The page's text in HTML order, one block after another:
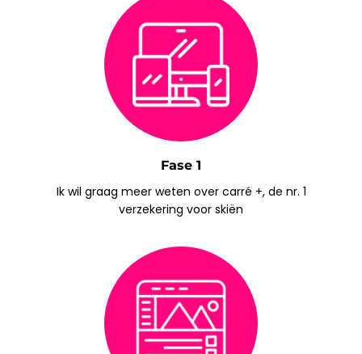
Fase 1
Ik wil graag meer weten over carré +, de nr. 1
verzekering voor skiën